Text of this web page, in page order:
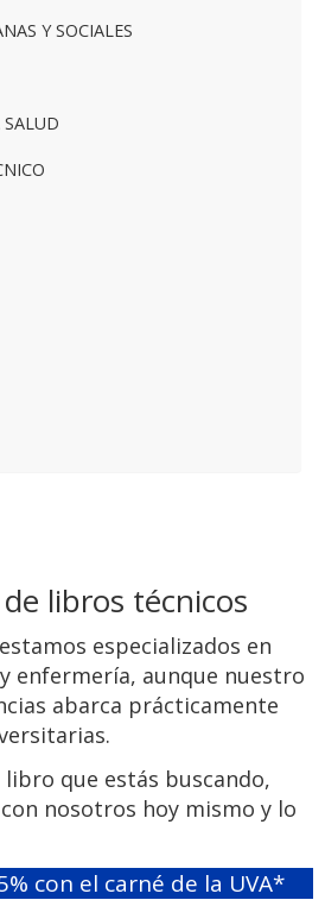
Y SOCIALES
SALUD
libros técnicos
estamos especializados en
enfermería, aunque nuestro
abarca prácticamente
que estás buscando,
nosotros hoy mismo y lo
con el carné de la UVA*